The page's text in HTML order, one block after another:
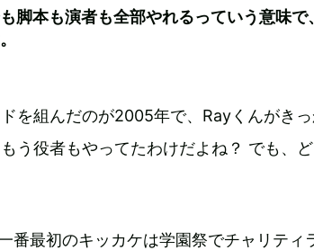
脚本も演者も全部やれるっていう意味
を組んだのが2005年で、Rayくんがき
う役者もやってたわけだよね？ でも、
一番最初のキッカケは学園祭でチャリテ